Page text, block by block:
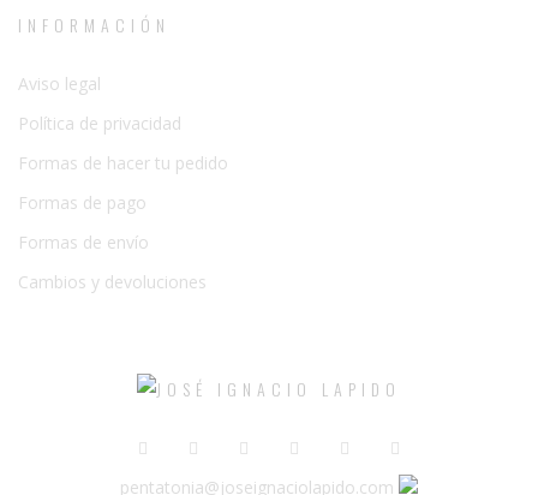
INFORMACIÓN
Aviso legal
Política de privacidad
Formas de hacer tu pedido
Formas de pago
Formas de envío
Cambios y devoluciones
pentatonia@joseignaciolapido.com